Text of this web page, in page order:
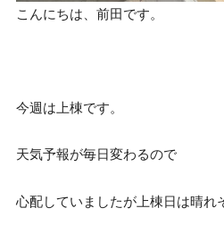
こんにちは、前田です。
今週は上棟です。
天気予報が毎日変わるので
心配していましたが上棟日は晴れ